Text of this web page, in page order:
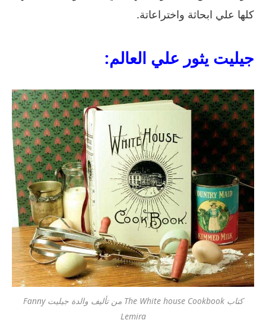
كلها علي ابحاثة واختراعاتة.
جيليت يثور علي العالم:
كتاب The White house Cookbook من تأليف والدة جيليت Fanny
Lemira